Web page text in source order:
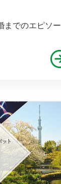
までのエピソー